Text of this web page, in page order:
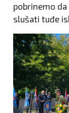
pobrinemo da
slušati tuđe